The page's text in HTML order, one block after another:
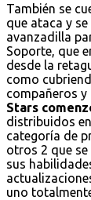
También se
que ataca y
avanzadilla
Soporte, que
desde la
como
compañeros y
Stars
distribuidos
categoría de
otros 2 que
sus
uno